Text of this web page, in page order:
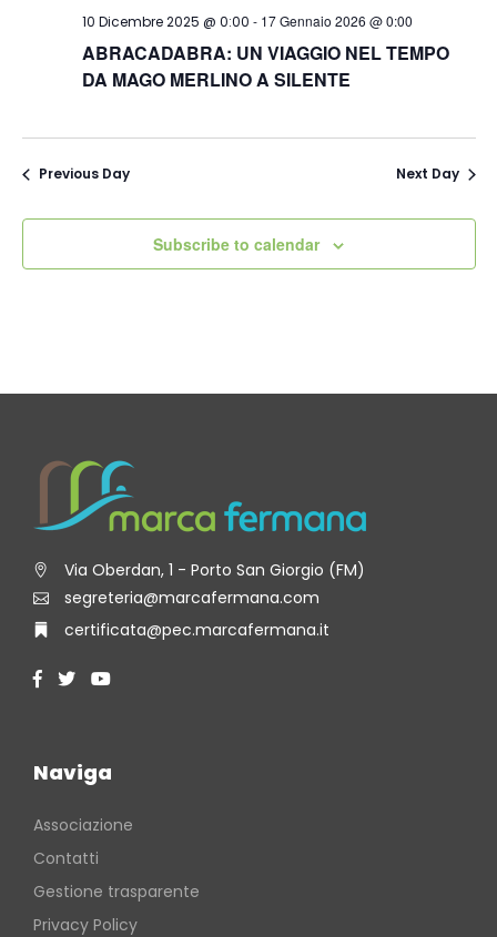
10 Dicembre 2025 @ 0:00 - 17 Gennaio 2026 @ 0:00
ABRACADABRA: UN VIAGGIO NEL TEMPO
DA MAGO MERLINO A SILENTE
Previous Day Next Day
Subscribe to calendar
Via Oberdan, 1 - Porto San Giorgio (FM)
segreteria@marcafermana.com
certificata@pec.marcafermana.it
Naviga
Associazione
Contatti
Gestione trasparente
Privacy Policy